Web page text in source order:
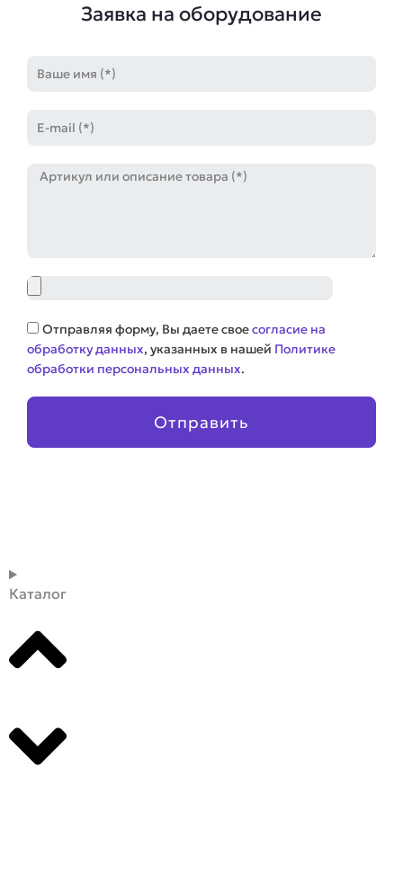
Заявка на оборудование
mail
Артикул
Файл
Соглашение
Отправляя форму, Вы даете своесогласие на
обработку данных, указанных в нашей Политике
обработки персональных данных.
Отправить
Каталог